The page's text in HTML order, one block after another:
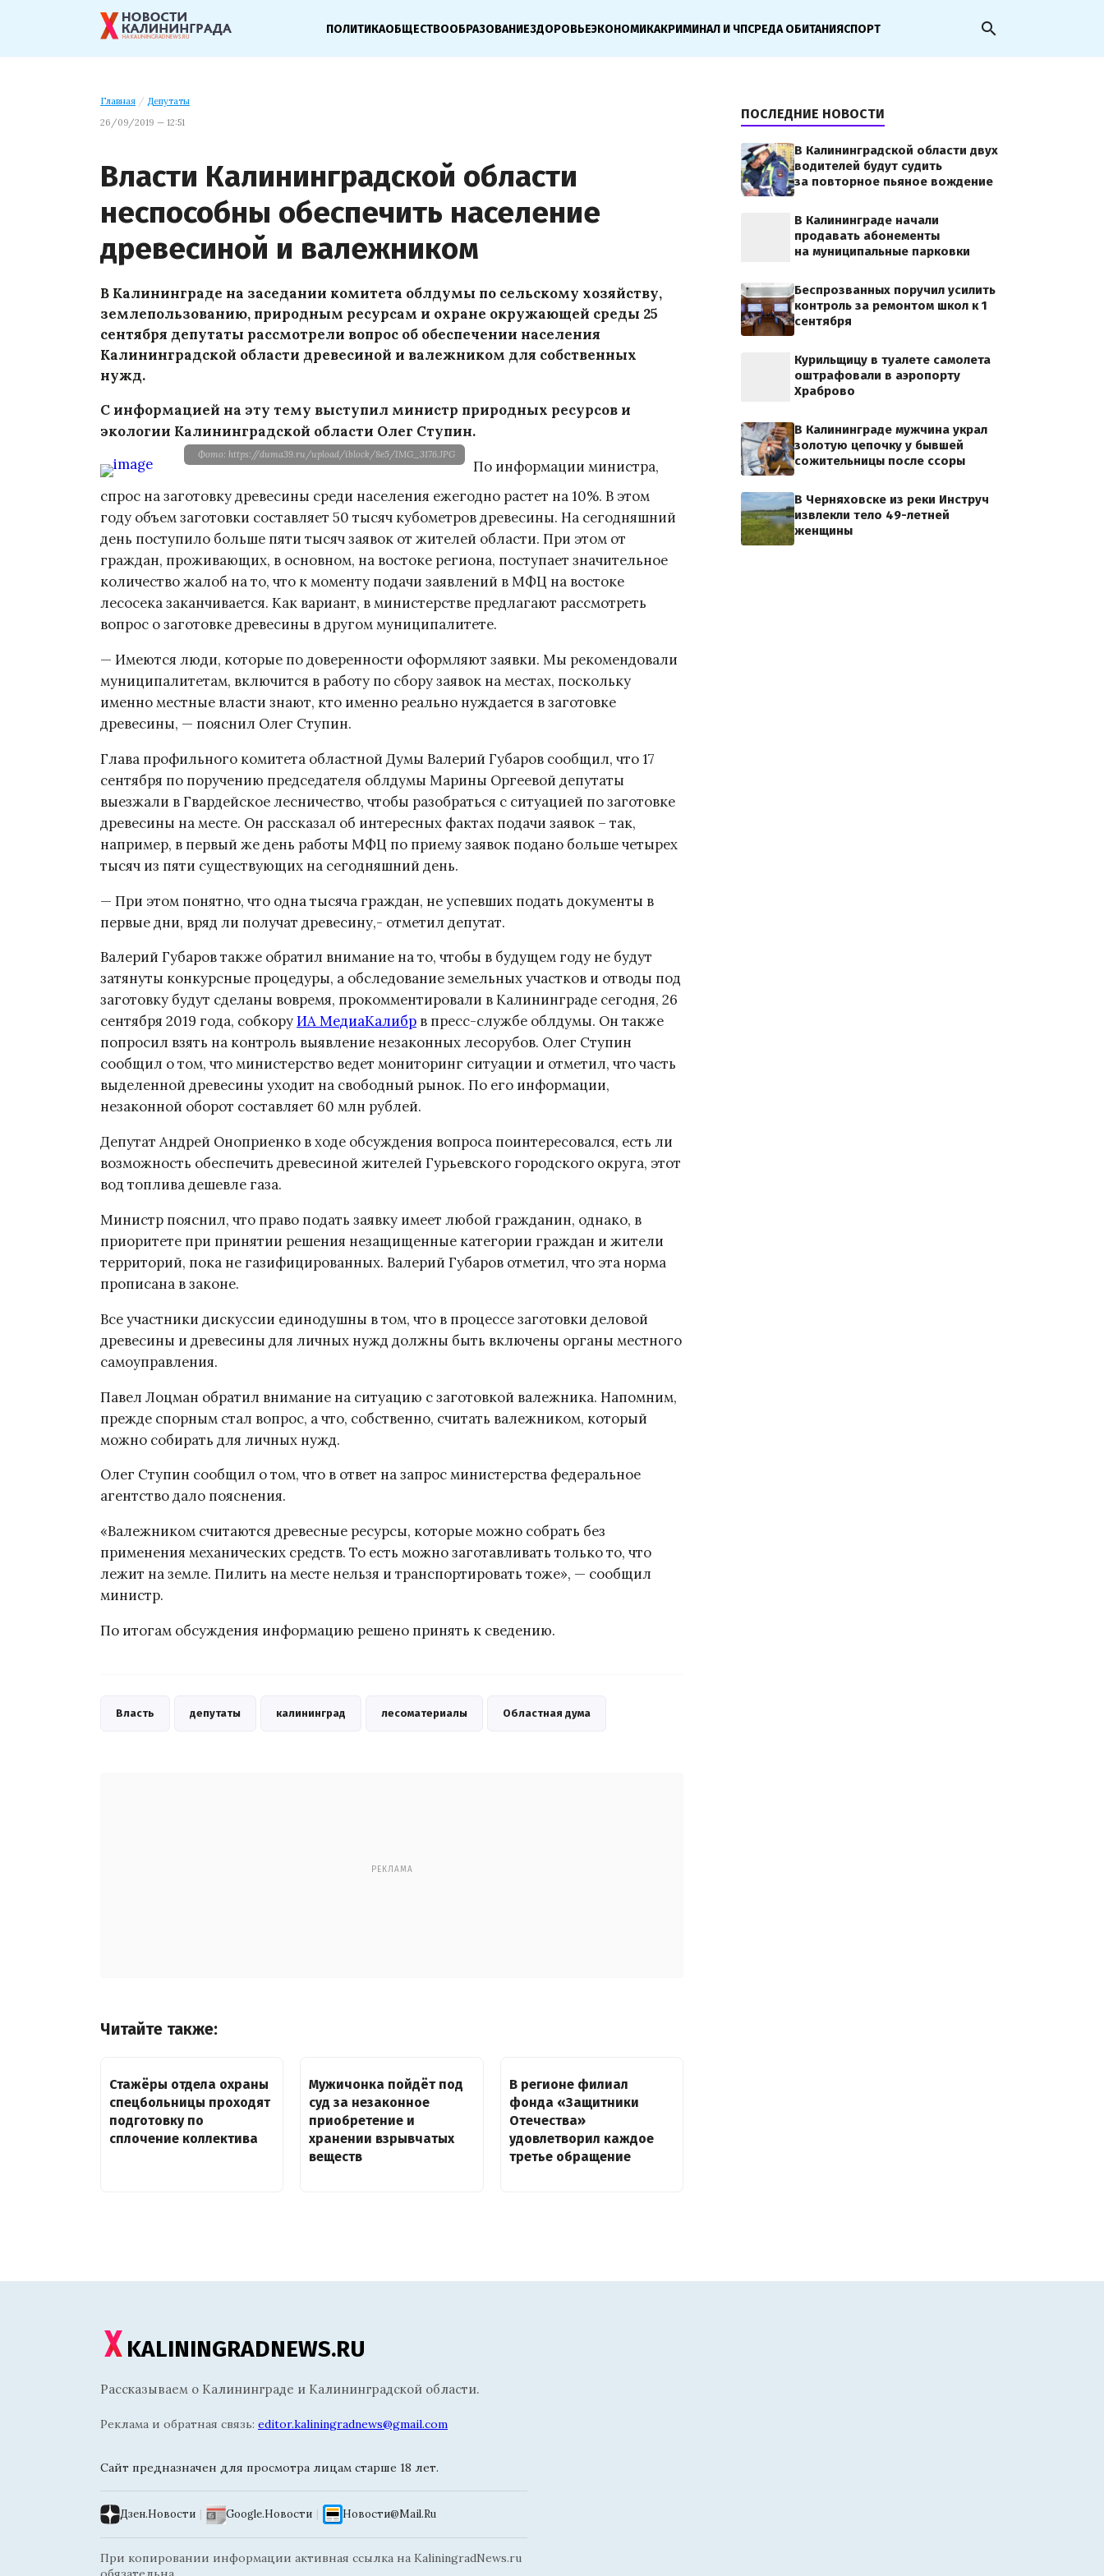
ПОЛИТИКАОБЩЕСТВООБРАЗОВАНИЕЗДОРОВЬЕЭКОНОМИКАКРИМИНАЛ И ЧПСРЕДА ОБИТАНИЯСПОРТ search
Главная / Депутаты
26/09/2019 — 12:51
Власти Калининградской области
неспособны обеспечить население
древесиной и валежником
В Калининграде на заседании комитета облдумы по сельскому хозяйству,
землепользованию, природным ресурсам и охране окружающей среды 25
сентября депутаты рассмотрели вопрос об обеспечении населения
Калининградской области древесиной и валежником для собственных
нужд.
С информацией на эту тему выступил министр природных ресурсов и
экологии Калининградской области Олег Ступин.
Фото: https://duma39.ru/upload/iblock/8e5/IMG_3176.JPG
По информации министра,
спрос на заготовку древесины среди населения ежегодно растет на 10%. В этом
году объем заготовки составляет 50 тысяч кубометров древесины. На сегодняшний
день поступило больше пяти тысяч заявок от жителей области. При этом от
граждан, проживающих, в основном, на востоке региона, поступает значительное
количество жалоб на то, что к моменту подачи заявлений в МФЦ на востоке
лесосека заканчивается. Как вариант, в министерстве предлагают рассмотреть
вопрос о заготовке древесины в другом муниципалитете.
— Имеются люди, которые по доверенности оформляют заявки. Мы рекомендовали
муниципалитетам, включится в работу по сбору заявок на местах, поскольку
именно местные власти знают, кто именно реально нуждается в заготовке
древесины, — пояснил Олег Ступин.
Глава профильного комитета областной Думы Валерий Губаров сообщил, что 17
сентября по поручению председателя облдумы Марины Оргеевой депутаты
выезжали в Гвардейское лесничество, чтобы разобраться с ситуацией по заготовке
древесины на месте. Он рассказал об интересных фактах подачи заявок – так,
например, в первый же день работы МФЦ по приему заявок подано больше четырех
тысяч из пяти существующих на сегодняшний день.
— При этом понятно, что одна тысяча граждан, не успевших подать документы в
первые дни, вряд ли получат древесину,- отметил депутат.
Валерий Губаров также обратил внимание на то, чтобы в будущем году не будут
затянуты конкурсные процедуры, а обследование земельных участков и отводы под
заготовку будут сделаны вовремя, прокомментировали в Калининграде сегодня, 26
сентября 2019 года, собкоруИА МедиаКалибр в пресс-службе облдумы. Он также
попросил взять на контроль выявление незаконных лесорубов. Олег Ступин
сообщил о том, что министерство ведет мониторинг ситуации и отметил, что часть
выделенной древесины уходит на свободный рынок. По его информации,
незаконной оборот составляет 60 млн рублей.
Депутат Андрей Оноприенко в ходе обсуждения вопроса поинтересовался, есть ли
возможность обеспечить древесиной жителей Гурьевского городского округа, этот
вод топлива дешевле газа.
Министр пояснил, что право подать заявку имеет любой гражданин, однако, в
приоритете при принятии решения незащищенные категории граждан и жители
территорий, пока не газифицированных. Валерий Губаров отметил, что эта норма
прописана в законе.
Все участники дискуссии единодушны в том, что в процессе заготовки деловой
древесины и древесины для личных нужд должны быть включены органы местного
самоуправления.
Павел Лоцман обратил внимание на ситуацию с заготовкой валежника. Напомним,
прежде спорным стал вопрос, а что, собственно, считать валежником, который
можно собирать для личных нужд.
Олег Ступин сообщил о том, что в ответ на запрос министерства федеральное
агентство дало пояснения.
«Валежником считаются древесные ресурсы, которые можно собрать без
применения механических средств. То есть можно заготавливать только то, что
лежит на земле. Пилить на месте нельзя и транспортировать тоже», — сообщил
министр.
По итогам обсуждения информацию решено принять к сведению.
Власть депутаты калининград лесоматериалы Областная дума
РЕКЛАМА
Читайте также:
Стажёры отдела охраны
спецбольницы проходят
подготовку по
сплочение коллектива
Мужичонка пойдёт под
суд за незаконное
приобретение и
хранении взрывчатых
веществ
В регионе филиал
фонда «Защитники
Отечества»
удовлетворил каждое
третье обращение
ПОСЛЕДНИЕ НОВОСТИ
В Калининградской области двух
водителей будут судить
за повторное пьяное вождение
В Калининграде начали
продавать абонементы
на муниципальные парковки
Беспрозванных поручил усилить
контроль за ремонтом школ к 1
сентября
Курильщицу в туалете самолета
оштрафовали в аэропорту
Храброво
В Калининграде мужчина украл
золотую цепочку у бывшей
сожительницы после ссоры
В Черняховске из реки Инструч
извлекли тело 49-летней
женщины
KALININGRADNEWS.RU
Рассказываем о Калининграде и Калининградской области.
Реклама и обратная связь: editor.kaliningradnews@gmail.com
Сайт предназначен для просмотра лицам старше 18 лет.
Дзен.Новости | Google.Новости | Новости@Mail.Ru
При копировании информации активная ссылка на KaliningradNews.ru